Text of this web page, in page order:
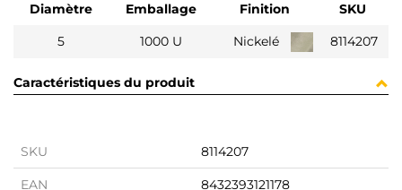
Diamètre Emballage Finition
SKU
5
1000 U Nickelé 8114207
Caractéristiques du produit
SKU 8114207
EAN 8432393121178